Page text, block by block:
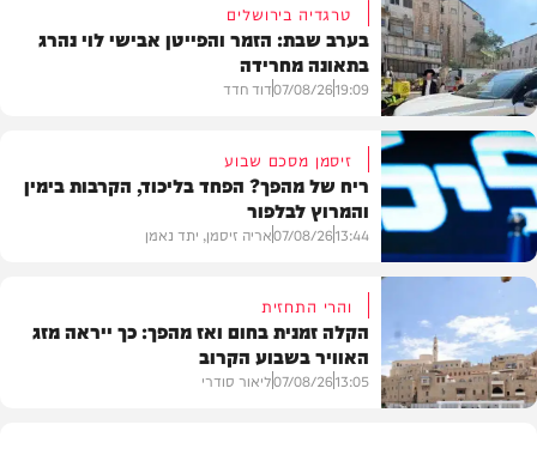
בארץ
טרגדיה בירושלים
בערב שבת: הזמר והפייטן אבישי לוי נהרג
בתאונה מחרידה
19:09
07/08/26דוד חדד
פוליטי
זיסמן מסכם שבוע
ריח של מהפך? הפחד בליכוד, הקרבות בימין
והמרוץ לבלפור
13:44
07/08/26אריה זיסמן, יתד נאמן
והרי התחזית
הקלה זמנית בחום ואז מהפך: כך ייראה מזג
האוויר בשבוע הקרוב
13:05
07/08/26ליאור סודרי